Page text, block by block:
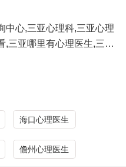
中心,三亚心理科,三亚心理
,三亚哪里有心理医生,三亚
海口心理医生
儋州心理医生